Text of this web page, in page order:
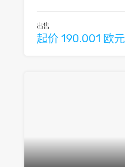
出售
起价 190.001 欧元